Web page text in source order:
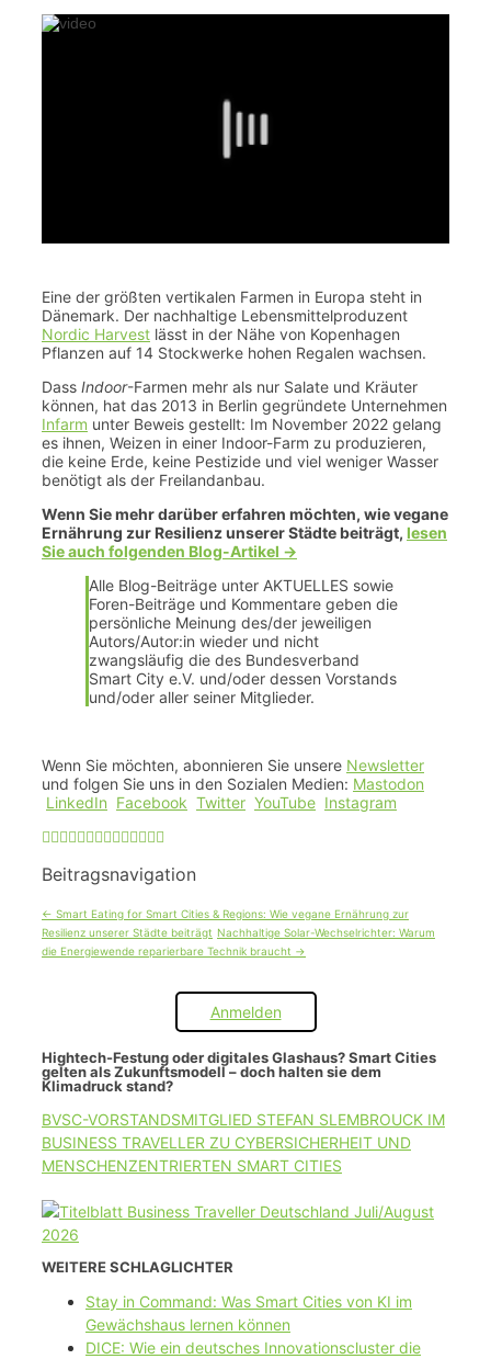
Eine der größten vertikalen Farmen in Europa steht in
Dänemark. Der nachhaltige Lebensmittelproduzent
Nordic Harvest lässt in der Nähe von Kopenhagen
Pflanzen auf 14 Stockwerke hohen Regalen wachsen.
Dass Indoor-Farmen mehr als nur Salate und Kräuter
können, hat das 2013 in Berlin gegründete Unternehmen
Infarm unter Beweis gestellt: Im November 2022 gelang
es ihnen, Weizen in einer Indoor-Farm zu produzieren,
die keine Erde, keine Pestizide und viel weniger Wasser
benötigt als der Freilandanbau.
Wenn Sie mehr darüber erfahren möchten, wie vegane
Ernährung zur Resilienz unserer Städte beiträgt, lesen
Sie auch folgenden Blog-Artikel ->
Alle Blog-Beiträge unter AKTUELLES sowie
Foren-Beiträge und Kommentare geben die
persönliche Meinung des/der jeweiligen
Autors/Autor:in wieder und nicht
zwangsläufig die des Bundesverband
Smart City e.V. und/oder dessen Vorstands
und/oder aller seiner Mitglieder.
Wenn Sie möchten, abonnieren Sie unsere Newsletter
und folgen Sie uns in den Sozialen Medien: Mastodon
LinkedIn Facebook Twitter YouTube Instagram
Beitragsnavigation
← Smart Eating for Smart Cities & Regions: Wie vegane Ernährung zur
Resilienz unserer Städte beiträgt Nachhaltige Solar-Wechselrichter: Warum
die Energiewende reparierbare Technik braucht →
Anmelden
Hightech-Festung oder digitales Glashaus? Smart Cities
gelten als Zukunftsmodell – doch halten sie dem
Klimadruck stand?
BVSC-VORSTANDSMITGLIED STEFAN SLEMBROUCK IM
BUSINESS TRAVELLER ZU CYBERSICHERHEIT UND
MENSCHENZENTRIERTEN SMART CITIES
WEITERE SCHLAGLICHTER
Stay in Command: Was Smart Cities von KI im
Gewächshaus lernen können
DICE: Wie ein deutsches Innovationscluster die